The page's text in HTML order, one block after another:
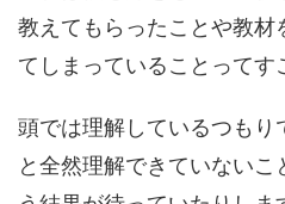
教えてもらったことや教材
てしまっていることってす
頭では理解しているつもり
と全然理解できていない